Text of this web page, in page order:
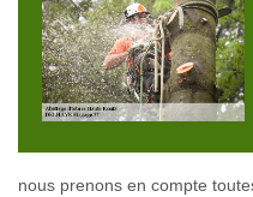
nous prenons en compte